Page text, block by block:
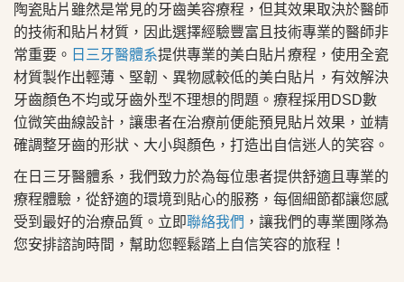
陶瓷貼片雖然是常見的牙齒美容療程，但其效果取決於醫師
的技術和貼片材質，因此選擇經驗豐富且技術專業的醫師非
常重要。 日三牙醫體系提供專業的美白貼片療程，使用全瓷
材質製作出輕薄、堅韌、異物感較低的美白貼片，有效解決
牙齒顏色不均或牙齒外型不理想的問題。療程採用DSD數
位微笑曲線設計，讓患者在治療前便能預見貼片效果，並精
確調整牙齒的形狀、大小與顏色，打造出自信迷人的笑容。
在日三牙醫體系，我們致力於為每位患者提供舒適且專業的
療程體驗，從舒適的環境到貼心的服務，每個細節都讓您感
受到最好的治療品質。立即聯絡我們 ，讓我們的專業團隊為
您安排諮詢時間，幫助您輕鬆踏上自信笑容的旅程！